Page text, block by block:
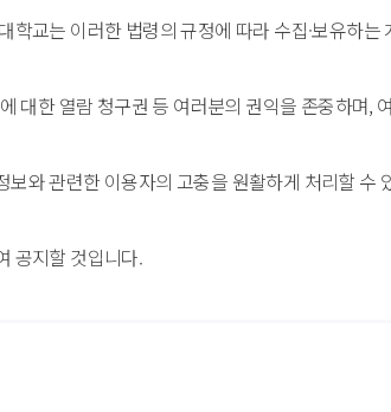
교는 이러한 법령의 규정에 따라 수집·보유하
한 열람 청구권 등 여러분의 권익을 존중하며,
와 관련한 이용자의 고충을 원활하게 처리할 수
공지할 것입니다.